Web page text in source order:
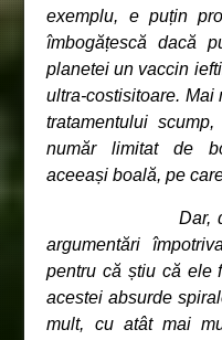
exemplu, e puțin
îmbogățescă dacă
planetei un vaccin
ultra-costisitoare. Mai
tratamentului
număr limitat de
aceeași boală, pe
Dar, de fapt,
argumentări
pentru că știu că ele
acestei absurde
mult, cu atât mai